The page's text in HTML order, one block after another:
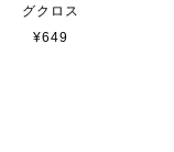
グクロス
¥649